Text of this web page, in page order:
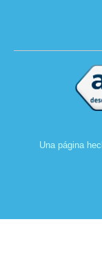
Una página